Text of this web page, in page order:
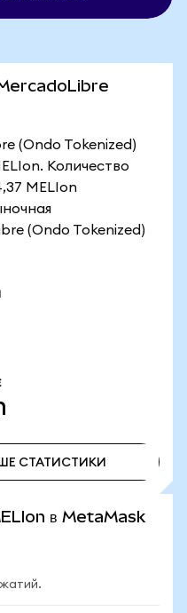
MercadoLibre
(Ondo Tokenized)
Количество
MELIon
(Ondo Tokenized)
СТАТИСТИКИ
в MetaMask